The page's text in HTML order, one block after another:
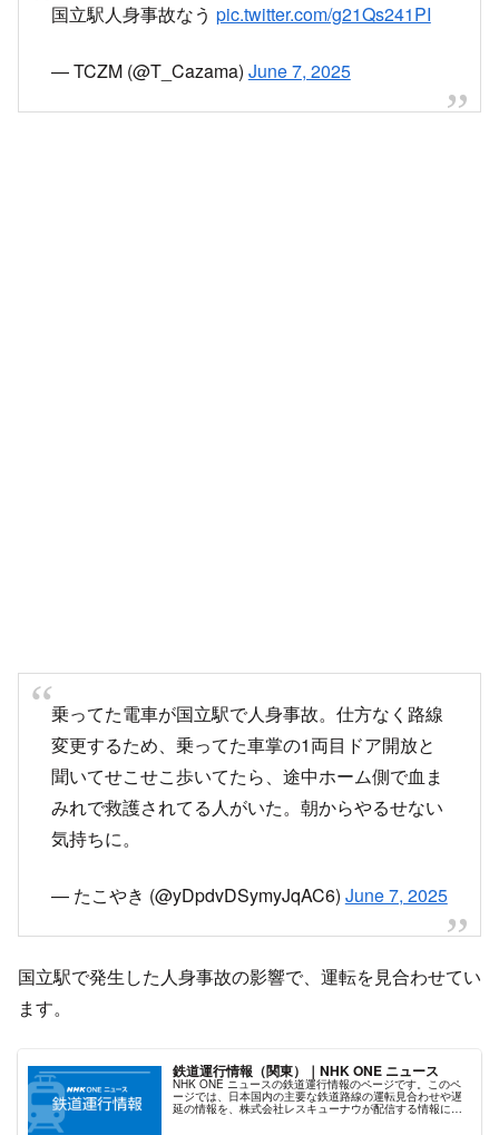
国立駅人身事故なう pic.twitter.com/g21Qs241PI
— TCZM (@T_Cazama) June 7, 2025
乗ってた電車が国立駅で人身事故。仕方なく路線
変更するため、乗ってた車掌の1両目ドア開放と
聞いてせこせこ歩いてたら、途中ホーム側で血ま
みれで救護されてる人がいた。朝からやるせない
気持ちに。
— たこやき (@yDpdvDSymyJqAC6) June 7, 2025
国立駅で発生した人身事故の影響で、運転を見合わせてい
ます。
鉄道運行情報（関東）｜NHK ONE ニュース
NHK ONE ニュースの鉄道運行情報のページです。このペ
ージでは、日本国内の主要な鉄道路線の運転見合わせや遅
延の情報を、株式会社レスキューナウが配信する情報に基